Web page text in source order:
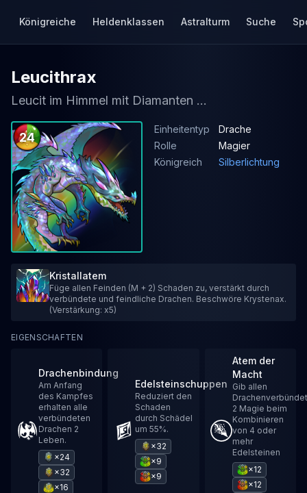
Königreiche Heldenklassen Astralturm Suche
Leucithrax
Leucit im Himmel mit Diamanten ...
24
Einheitentyp
Drache
Rolle
Magier
Königreich
Silberlichtung
Kristallatem
Füge allen Feinden (M + 2) Schaden zu, verstärkt durch
verbündete und feindliche Drachen. Beschwöre Krystenax.
(Verstärkung: x5)
EIGENSCHAFTEN
Drachenbindung
Am Anfang
des Kampfes
erhalten alle
verbündeten
Drachen 2
Leben.
×24
×32
×16
Edelsteinschuppen
Reduziert den
Schaden
durch Schädel
um 55%.
×32
×9
×9
Atem der
Macht
Gib allen
2 Magie beim
Kombinieren
von 4 oder
mehr
Edelsteinen
×12
×12